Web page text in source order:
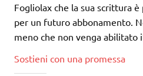
Fogliolax che la sua scrittura
per un futuro abbonamento.
meno che non venga abilitato
Sostieni con una promessa